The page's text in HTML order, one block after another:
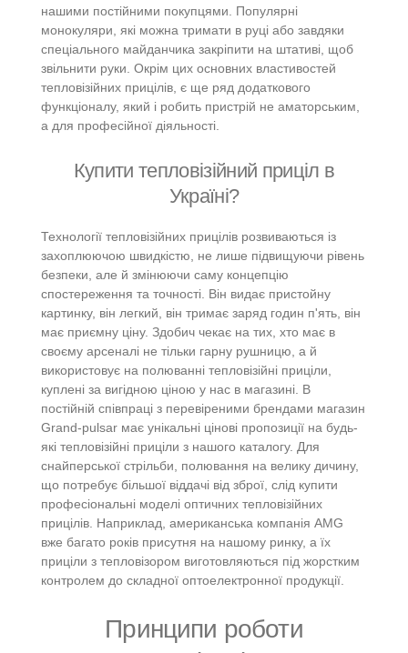
нашими постійними покупцями. Популярні
монокуляри, які можна тримати в руці або завдяки
спеціального майданчика закріпити на штативі, щоб
звільнити руки. Окрім цих основних властивостей
тепловізійних прицілів, є ще ряд додаткового
функціоналу, який і робить пристрій не аматорським,
а для професійної діяльності.
Купити тепловізійний приціл в
Україні?
Технології тепловізійних прицілів розвиваються із
захоплюючою швидкістю, не лише підвищуючи рівень
безпеки, але й змінюючи саму концепцію
спостереження та точності. Він видає пристойну
картинку, він легкий, він тримає заряд годин п'ять, він
має приємну ціну. Здобич чекає на тих, хто має в
своєму арсеналі не тільки гарну рушницю, а й
використовує на полюванні тепловізійні приціли,
куплені за вигідною ціною у нас в магазині. В
постійній співпраці з перевіреними брендами магазин
Grand-pulsar має унікальні цінові пропозиції на будь-
які тепловізійні приціли з нашого каталогу. Для
снайперської стрільби, полювання на велику дичину,
що потребує більшої віддачі від зброї, слід купити
професіональні моделі оптичних тепловізійних
прицілів. Наприклад, американська компанія AMG
вже багато років присутня на нашому ринку, а їх
приціли з тепловізором виготовляються під жорстким
контролем до складної оптоелектронної продукції.
Принципи роботи